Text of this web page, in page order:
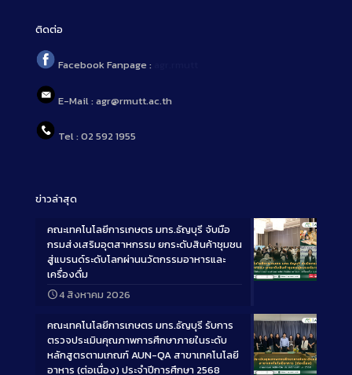
ติดต่อ
Facebook Fanpage :
E-Mail : agr@rmutt.ac.th
Tel : 02 592 1955
ข่าวล่าสุด
Long
คณะเทคโนโลยีการเกษตร มทร.ธัญบุรี จับมือ
กรมส่งเสริมอุตสาหกรรม ยกระดับสินค้าชุมชน
สู่แบรนด์ระดับโลกผ่านนวัตกรรมอาหารและ
เครื่องดื่ม
4 สิงหาคม 2026
คณะเทคโนโลยีการเกษตร มทร.ธัญบุรี รับการ
ตรวจประเมินคุณภาพการศึกษาภายในระดับ
หลักสูตรตามเกณฑ์ AUN-QA สาขาเทคโนโลยี
อาหาร (ต่อเนื่อง) ประจำปีการศึกษา 2568